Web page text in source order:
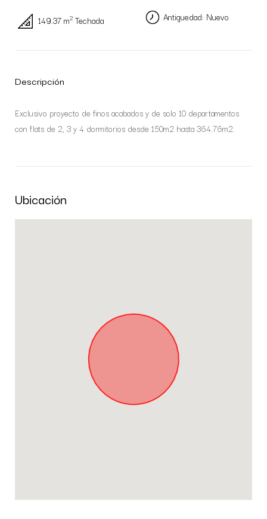
149.37 m2 Techada Antiguedad: Nuevo
Descripción
Exclusivo proyecto de finos acabados y de solo 10 departamentos
con flats de 2, 3 y 4 dormitorios desde 150m2 hasta 364.76m2.
Ubicación